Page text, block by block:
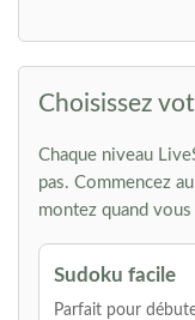
Choisissez
Chaque niveau
pas. Commencez
montez quand
Sudoku facile
Parfait pour